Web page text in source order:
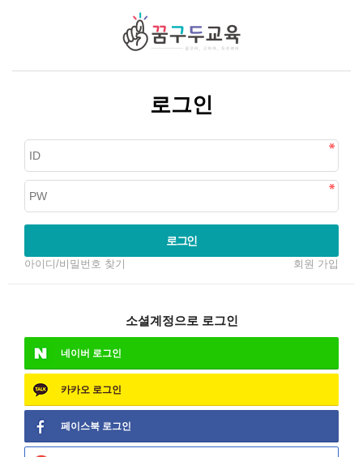
로그인
로그인
아이디/비밀번호 찾기 회원 가입
소셜계정으로 로그인
네이버 로그인
카카오 로그인
페이스북 로그인